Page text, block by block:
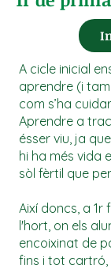
A cicle inicial
aprendre (i
com s’ha
Aprendre a
ésser viu, ja
hi ha més vida
sòl fèrtil que
Així doncs, a 1r
l'hort, on els
encoixinat de
fins i tot